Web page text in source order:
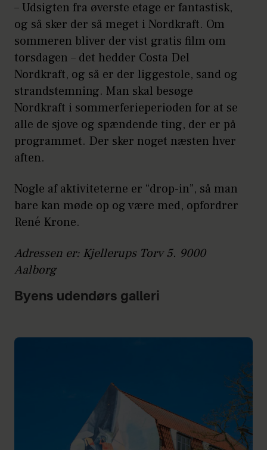
– Udsigten fra øverste etage er fantastisk,
og så sker der så meget i Nordkraft. Om
sommeren bliver der vist gratis film om
torsdagen – det hedder Costa Del
Nordkraft, og så er der liggestole, sand og
strandstemning. Man skal besøge
Nordkraft i sommerferieperioden for at se
alle de sjove og spændende ting, der er på
programmet. Der sker noget næsten hver
aften.
Nogle af aktiviteterne er “drop-in”, så man
bare kan møde op og være med, opfordrer
René Krone.
Adressen er: Kjellerups Torv 5. 9000
Aalborg
Byens udendørs galleri